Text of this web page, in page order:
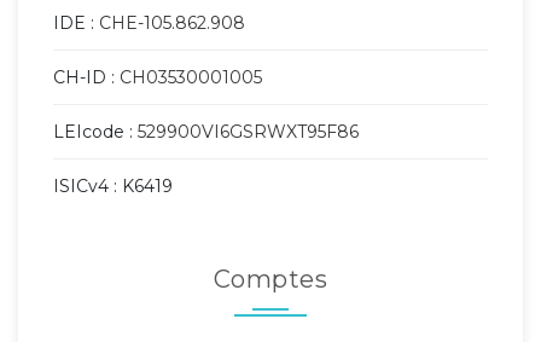
IDE : CHE-105.862.908
CH-ID : CH03530001005
LEIcode : 529900VI6GSRWXT95F86
ISICv4 : K6419
Comptes